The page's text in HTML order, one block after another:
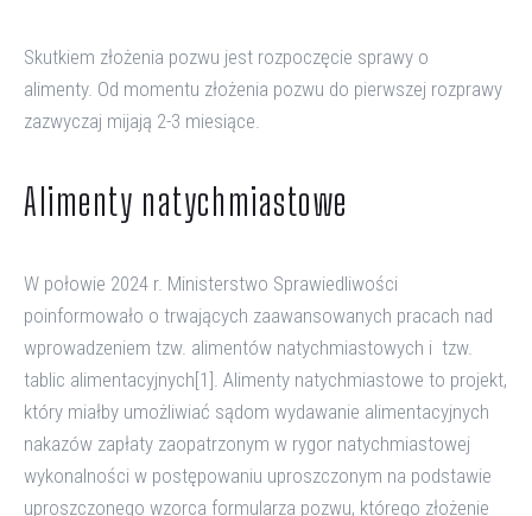
Skutkiem złożenia pozwu jest rozpoczęcie sprawy o
alimenty. Od momentu złożenia pozwu do pierwszej rozprawy
zazwyczaj mijają 2-3 miesiące.
Alimenty natychmiastowe
W połowie 2024 r. Ministerstwo Sprawiedliwości
poinformowało o trwających zaawansowanych pracach nad
wprowadzeniem tzw. alimentów natychmiastowych i tzw.
tablic alimentacyjnych[1]. Alimenty natychmiastowe to projekt,
który miałby umożliwiać sądom wydawanie alimentacyjnych
nakazów zapłaty zaopatrzonym w rygor natychmiastowej
wykonalności w postępowaniu uproszczonym na podstawie
uproszczonego wzorca formularza pozwu, którego złożenie